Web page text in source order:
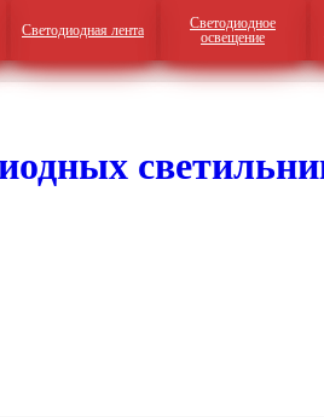
Светодиодная лента
Светодиодное
освещение